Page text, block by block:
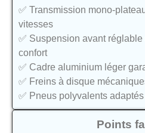
✅ Transmission mono-
vitesses
✅ Suspension avant
confort
✅ Cadre aluminium léger
✅ Freins à disque
✅ Pneus polyvalents
Points